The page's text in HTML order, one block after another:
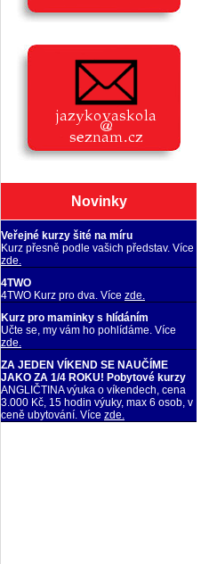
Novinky
Veřejné kurzy šité na míru
Kurz přesně podle vašich představ. Více
zde.
4TWO
4TWO Kurz pro dva. Více zde.
Kurz pro maminky s hlídáním
Učte se, my vám ho pohlídáme. Více
zde.
ZA JEDEN VÍKEND SE NAUČÍME
JAKO ZA 1/4 ROKU! Pobytové kurzy
ANGLIČTINA výuka o víkendech, cena
3.000 Kč, 15 hodin výuky, max 6 osob, v
ceně ubytování. Více zde.